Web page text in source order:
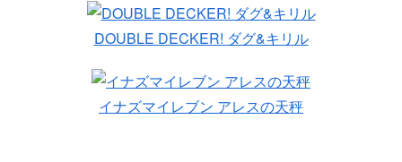
DOUBLE DECKER! ダグ&キリル
イナズマイレブン アレスの天秤